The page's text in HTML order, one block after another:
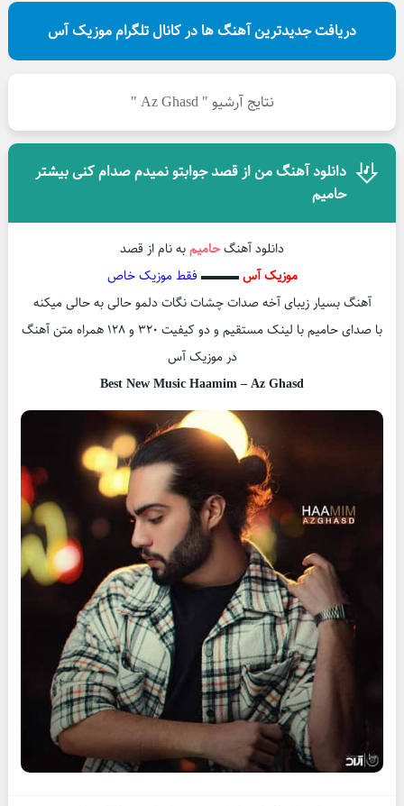
دریافت جدیدترین آهنگ ها در کانال تلگرام موزیک آس
نتایج آرشیو " Az Ghasd "
دانلود آهنگ من از قصد جوابتو نمیدم صدام کنی بیشتر
حامیم
دانلود آهنگحامیمبه نام از قصد
موزیک آس▬▬▬ فقط موزیک خاص
آهنگ بسیار زیبای آخه صدات چشات نگات دلمو حالی به حالی میکنه
با صدای حامیم با لینک مستقیم و دو کیفیت ۳۲۰ و ۱۲۸ همراه متن آهنگ
در موزیک آس
Best New Music Haamim – Az Ghasd